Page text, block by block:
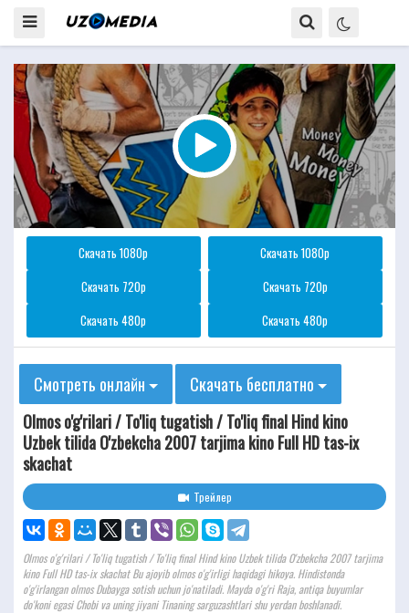
Скачать 1080p
Скачать 1080p
Скачать 720p
Скачать 720p
Скачать 480p
Скачать 480p
Смотреть онлайн
Скачать бесплатно
Olmos o'g'rilari / To'liq tugatish / To'liq final Hind kino
Uzbek tilida O'zbekcha 2007 tarjima kino Full HD tas-ix
skachat
Трейлер
Olmos o'g'rilari / To'liq tugatish / To'liq final Hind kino Uzbek tilida O'zbekcha 2007 tarjima
kino Full HD tas-ix skachat Bu ajoyib olmos o'g'irligi haqidagi hikoya. Hindistonda
o'g'irlangan olmos Dubayga sotish uchun jo'natiladi. Mayda o'g'ri Raja, antiqa buyumlar
do'koni egasi Chobi va uning jiyani Tinaning sarguzashtlari shu yerdan boshlanadi.